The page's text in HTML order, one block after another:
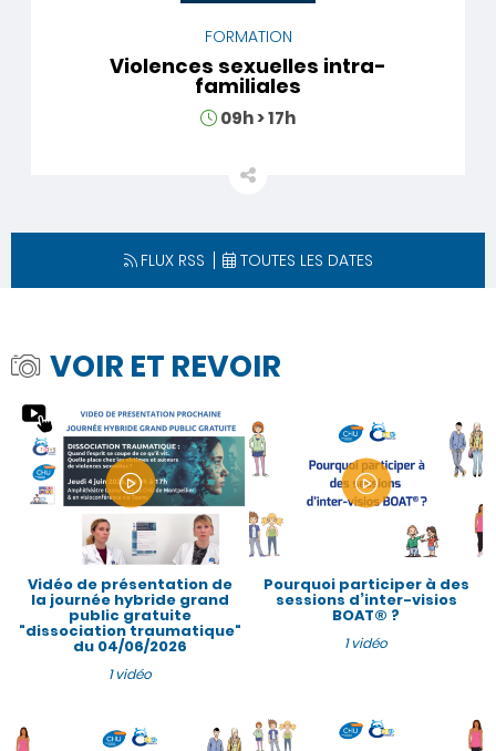
FORMATION
Violences sexuelles intra-
familiales
Horaires
09h>17h
FLUX RSS TOUTES LES DATES
VOIR ET REVOIR
Vidéo de présentation de
la journée hybride grand
public gratuite
"dissociation traumatique"
du 04/06/2026
1 vidéo
Pourquoi participer à des
sessions d’inter-visios
BOAT® ?
1 vidéo